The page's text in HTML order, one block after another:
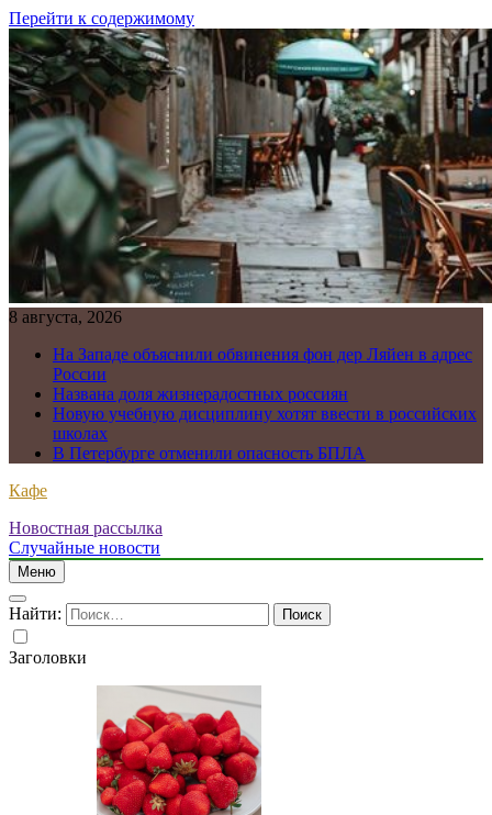
Перейти к содержимому
8 августа, 2026
На Западе объяснили обвинения фон дер Ляйен в адрес
России
Названа доля жизнерадостных россиян
Новую учебную дисциплину хотят ввести в российских
школах
В Петербурге отменили опасность БПЛА
Кафе
Новостная рассылка
Случайные новости
Меню
Найти:
Заголовки